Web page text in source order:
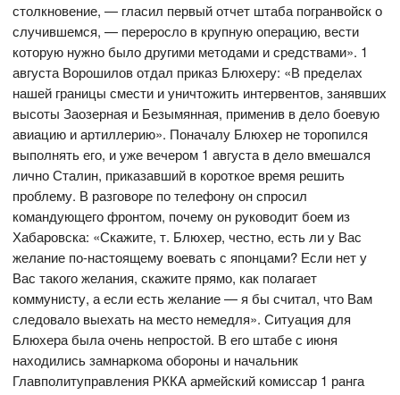
столкновение, — гласил первый отчет штаба погранвойск о
случившемся, — переросло в крупную операцию, вести
которую нужно было другими методами и средствами». 1
августа Ворошилов отдал приказ Блюхеру: «В пределах
нашей границы смести и уничтожить интервентов, занявших
высоты Заозерная и Безымянная, применив в дело боевую
авиацию и артиллерию». Поначалу Блюхер не торопился
выполнять его, и уже вечером 1 августа в дело вмешался
лично Сталин, приказавший в короткое время решить
проблему. В разговоре по телефону он спросил
командующего фронтом, почему он руководит боем из
Хабаровска: «Скажите, т. Блюхер, честно, есть ли у Вас
желание по-настоящему воевать с японцами? Если нет у
Вас такого желания, скажите прямо, как полагает
коммунисту, а если есть желание — я бы считал, что Вам
следовало выехать на место немедля». Ситуация для
Блюхера была очень непростой. В его штабе с июня
находились замнаркома обороны и начальник
Главполитуправления РККА армейский комиссар 1 ранга